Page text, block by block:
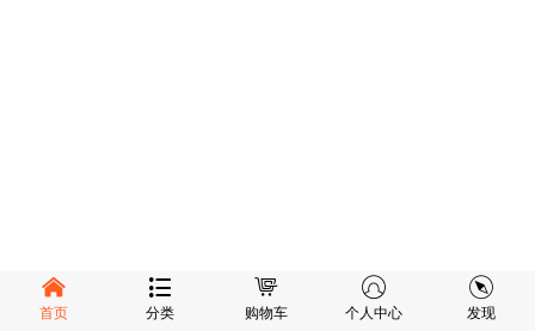
首页 分类 购物车 个人中心 发现